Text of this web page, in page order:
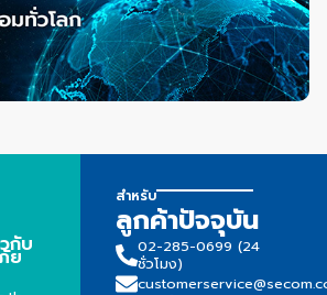
กับ
ย
สำหรับ
ลูกค้าปัจจุบัน
02-285-0699 (24
ชั่วโมง)